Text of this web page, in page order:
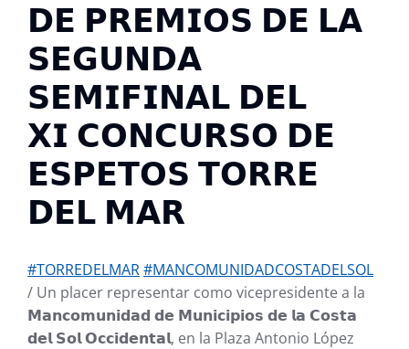
𝗗𝗘 𝗣𝗥𝗘𝗠𝗜𝗢𝗦 𝗗𝗘 𝗟𝗔
𝗦𝗘𝗚𝗨𝗡𝗗𝗔
𝗦𝗘𝗠𝗜𝗙𝗜𝗡𝗔𝗟 𝗗𝗘𝗟
𝗫𝗜 𝗖𝗢𝗡𝗖𝗨𝗥𝗦𝗢 𝗗𝗘
𝗘𝗦𝗣𝗘𝗧𝗢𝗦 𝗧𝗢𝗥𝗥𝗘
𝗗𝗘𝗟 𝗠𝗔𝗥
#TORREDELMAR#MANCOMUNIDADCOSTADELSOL
/ Un placer representar como vicepresidente a la
𝗠𝗮𝗻𝗰𝗼𝗺𝘂𝗻𝗶𝗱𝗮𝗱 𝗱𝗲 𝗠𝘂𝗻𝗶𝗰𝗶𝗽𝗶𝗼𝘀 𝗱𝗲 𝗹𝗮 𝗖𝗼𝘀𝘁𝗮
𝗱𝗲𝗹 𝗦𝗼𝗹 𝗢𝗰𝗰𝗶𝗱𝗲𝗻𝘁𝗮𝗹, en la Plaza Antonio López